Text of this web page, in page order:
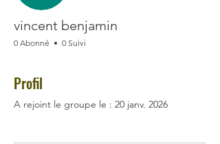
vincent benjamin
0 Abonné 0 Suivi
Profil
A rejoint le groupe le : 20 janv. 2026